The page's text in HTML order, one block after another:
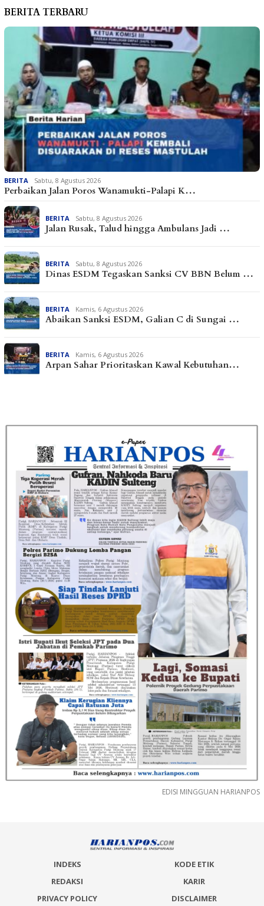
BERITA TERBARU
BERITA Sabtu, 8 Agustus 2026
Perbaikan Jalan Poros Wanamukti-Palapi K…
BERITA Sabtu, 8 Agustus 2026
Jalan Rusak, Talud hingga Ambulans Jadi …
BERITA Sabtu, 8 Agustus 2026
Dinas ESDM Tegaskan Sanksi CV BBN Belum …
BERITA Kamis, 6 Agustus 2026
Abaikan Sanksi ESDM, Galian C di Sungai …
BERITA Kamis, 6 Agustus 2026
Arpan Sahar Prioritaskan Kawal Kebutuhan…
EDISI MINGGUAN HARIANPOS
INDEKS
KODE ETIK
REDAKSI
KARIR
PRIVACY POLICY
DISCLAIMER